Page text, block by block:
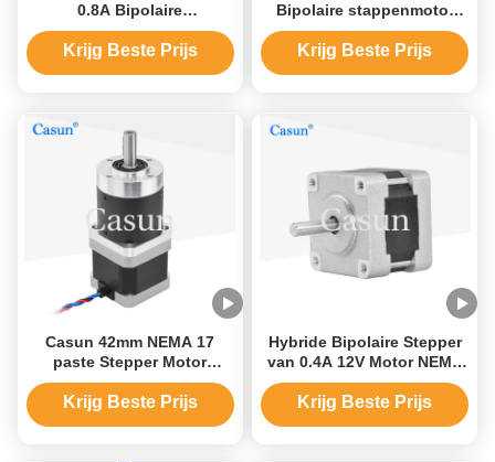
0.8A Bipolaire
stappenmotor Aanpassing
voor mini-roterend licht
Krijg Beste Prijs
Bipolaire stappenmotor
voor
teleconferentieapparatuur
Krijg Beste Prijs
Casun 42mm NEMA 17
paste Stepper Motor
Eenpolige en Bipolaire
Stepper Motor aan
Krijg Beste Prijs
Hybride Bipolaire Stepper
van 0.4A 12V Motor NEMA
16 2 fase 39X39x26mm
Krijg Beste Prijs